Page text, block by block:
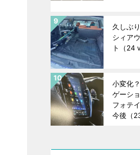
久しぶ
シィア
ト
（24
小変化
ゲーシ
フォテ
今後 （